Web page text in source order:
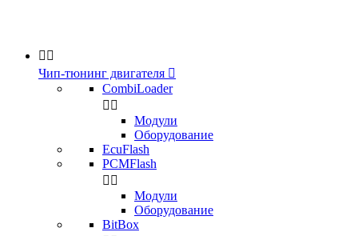
 
Чип-тюнинг двигателя 
CombiLoader
 
Модули
Оборудование
EcuFlash
PCMFlash
 
Модули
Оборудование
BitBox